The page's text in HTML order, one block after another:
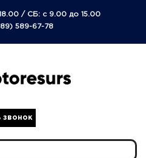
/ СБ: с 9.00 до 15.00
589-67-78
звонок